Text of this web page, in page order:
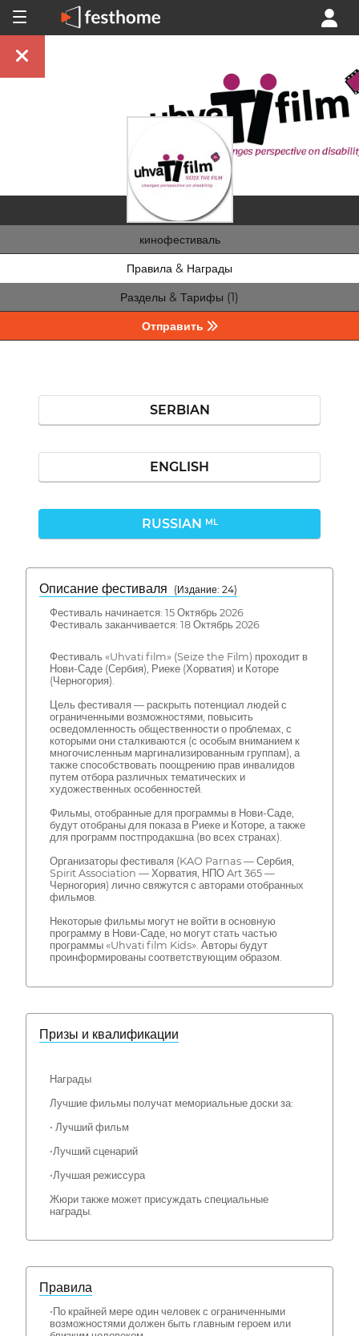
кинофестиваль
Правила & Награды
Разделы & Тарифы (1)
Отправить
SERBIAN
ENGLISH
RUSSIAN ML
Описание фестиваля
( Издание: 24)
Фестиваль начинается: 15 Октябрь 2026
Фестиваль заканчивается: 18 Октябрь 2026
Фестиваль «Uhvati film» (Seize the Film) проходит в
Нови-Саде (Сербия), Риеке (Хорватия) и Которе
(Черногория).
Цель фестиваля — раскрыть потенциал людей с
ограниченными возможностями, повысить
осведомленность общественности о проблемах, с
которыми они сталкиваются (с особым вниманием к
многочисленным маргинализированным группам), а
также способствовать поощрению прав инвалидов
путем отбора различных тематических и
художественных особенностей.
Фильмы, отобранные для программы в Нови-Саде,
будут отобраны для показа в Риеке и Которе, а также
для программ постпродакшна (во всех странах).
Организаторы фестиваля (KAO Parnas — Сербия,
Spirit Association — Хорватия, НПО Art 365 —
Черногория) лично свяжутся с авторами отобранных
фильмов.
Некоторые фильмы могут не войти в основную
программу в Нови-Саде, но могут стать частью
программы «Uhvati film Kids». Авторы будут
проинформированы соответствующим образом.
Призы и квалификации
Награды
Лучшие фильмы получат мемориальные доски за:
• Лучший фильм
•Лучший сценарий
•Лучшая режиссура
Жюри также может присуждать специальные
награды.
Правила
•По крайней мере один человек с ограниченными
возможностями должен быть главным героем или